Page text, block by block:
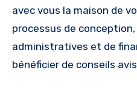
avec vous la maison de
processus de
administratives et de
bénéficier de conseils